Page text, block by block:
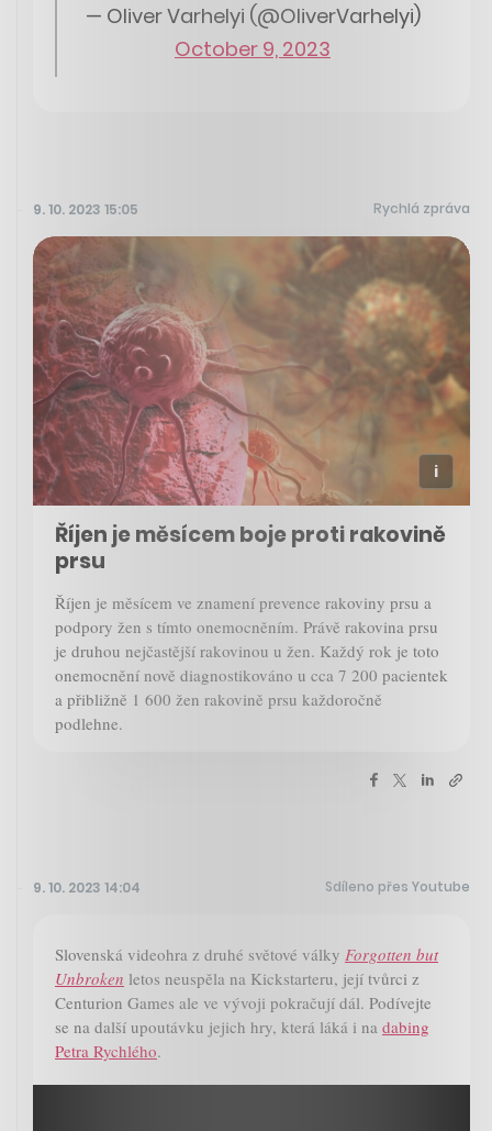
— Oliver Varhelyi (@OliverVarhelyi)
October 9, 2023
9. 10. 2023 15:05 Rychlá zpráva
Říjen je měsícem boje proti rakovině
prsu
Říjen je měsícem ve znamení prevence rakoviny prsu a
podpory žen s tímto onemocněním. Právě rakovina prsu
je druhou nejčastější rakovinou u žen. Každý rok je toto
onemocnění nově diagnostikováno u cca 7 200 pacientek
a přibližně 1 600 žen rakovině prsu každoročně
podlehne.
9. 10. 2023 14:04 Sdíleno přes Youtube
Slovenská videohra z druhé světové války Forgotten but
Unbroken letos neuspěla na Kickstarteru, její tvůrci z
Centurion Games ale ve vývoji pokračují dál. Podívejte
se na další upoutávku jejich hry, která láká i na dabing
Petra Rychlého.